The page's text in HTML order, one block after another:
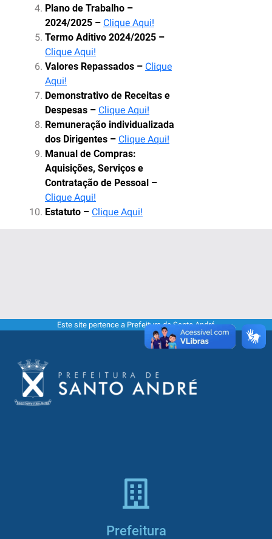
Plano de Trabalho –
2024/2025 – Clique Aqui!
Termo Aditivo 2024/2025 –
Clique Aqui!
Valores Repassados – Clique
Aqui!
Demonstrativo de Receitas e
Despesas – Clique Aqui!
Remuneração individualizada
dos Dirigentes – Clique Aqui!
Manual de Compras:
Aquisições, Serviços e
Contratação de Pessoal –
Clique Aqui!
Estatuto – Clique Aqui!
Este site pertence a Prefeitura de Santo André
Prefeitura